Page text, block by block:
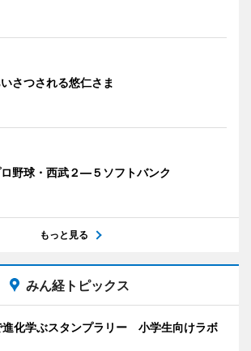
さつされる悠仁さま
野球・西武２―５ソフトバンク
もっと見る
みん経トピックス
進化学ぶスタンプラリー 小学生向けラボ